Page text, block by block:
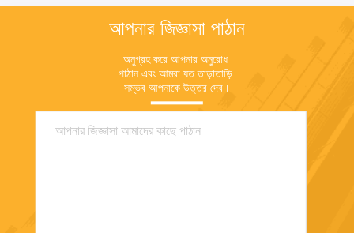
আপনার জিজ্ঞাসা পাঠান
অনুগ্রহ করে আপনার অনুরোধ
পাঠান এবং আমরা যত তাড়াতাড়ি
সম্ভব আপনাকে উত্তর দেব।